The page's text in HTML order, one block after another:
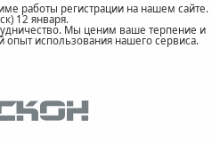
работы регистрации на нашем сайте.
12 января.
Мы ценим ваше терпение и
использования нашего сервиса.